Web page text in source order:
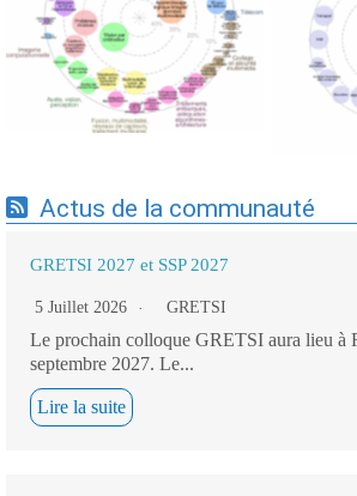
cartographie par Axes -
19/09/2025
Actus de la communauté
GRETSI 2027 et SSP 2027
5 Juillet 2026 GRETSI
Le prochain colloque GRETSI aura lieu à
septembre 2027. Le...
Lire la suite